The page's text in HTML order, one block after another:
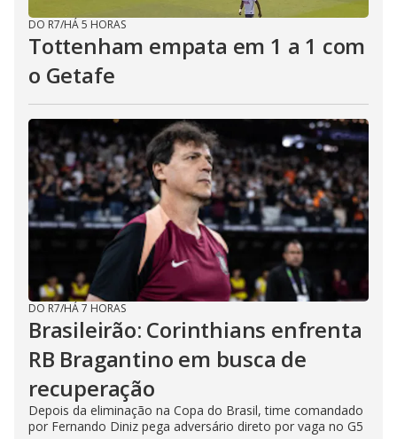
DO R7/HÁ 5 HORAS
Tottenham empata em 1 a 1 com
o Getafe
DO R7/HÁ 7 HORAS
Brasileirão: Corinthians enfrenta
RB Bragantino em busca de
recuperação
Depois da eliminação na Copa do Brasil, time comandado
por Fernando Diniz pega adversário direto por vaga no G5